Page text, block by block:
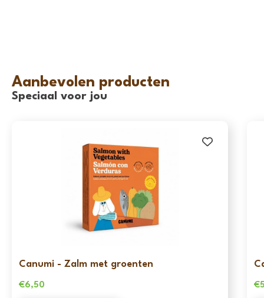
Aanbevolen producten
Speciaal voor jou
Canumi - Zalm met groenten
€6,50 €